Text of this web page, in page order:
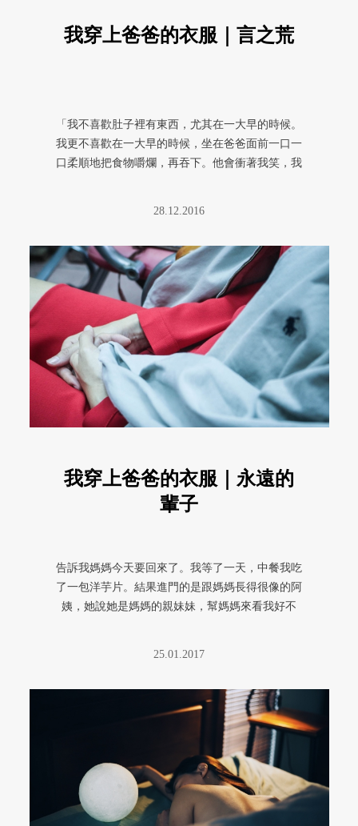
我穿上爸爸的衣服｜言之荒
「我不喜歡肚子裡有東西，尤其在一大早的時候。
我更不喜歡在一大早的時候，坐在爸爸面前一口一
口柔順地把食物嚼爛，再吞下。他會衝著我笑，我
28.12.2016
我穿上爸爸的衣服｜永遠的
輩子
告訴我媽媽今天要回來了。我等了一天，中餐我吃
了一包洋芋片。結果進門的是跟媽媽長得很像的阿
姨，她說她是媽媽的親妹妹，幫媽媽來看我好不
25.01.2017